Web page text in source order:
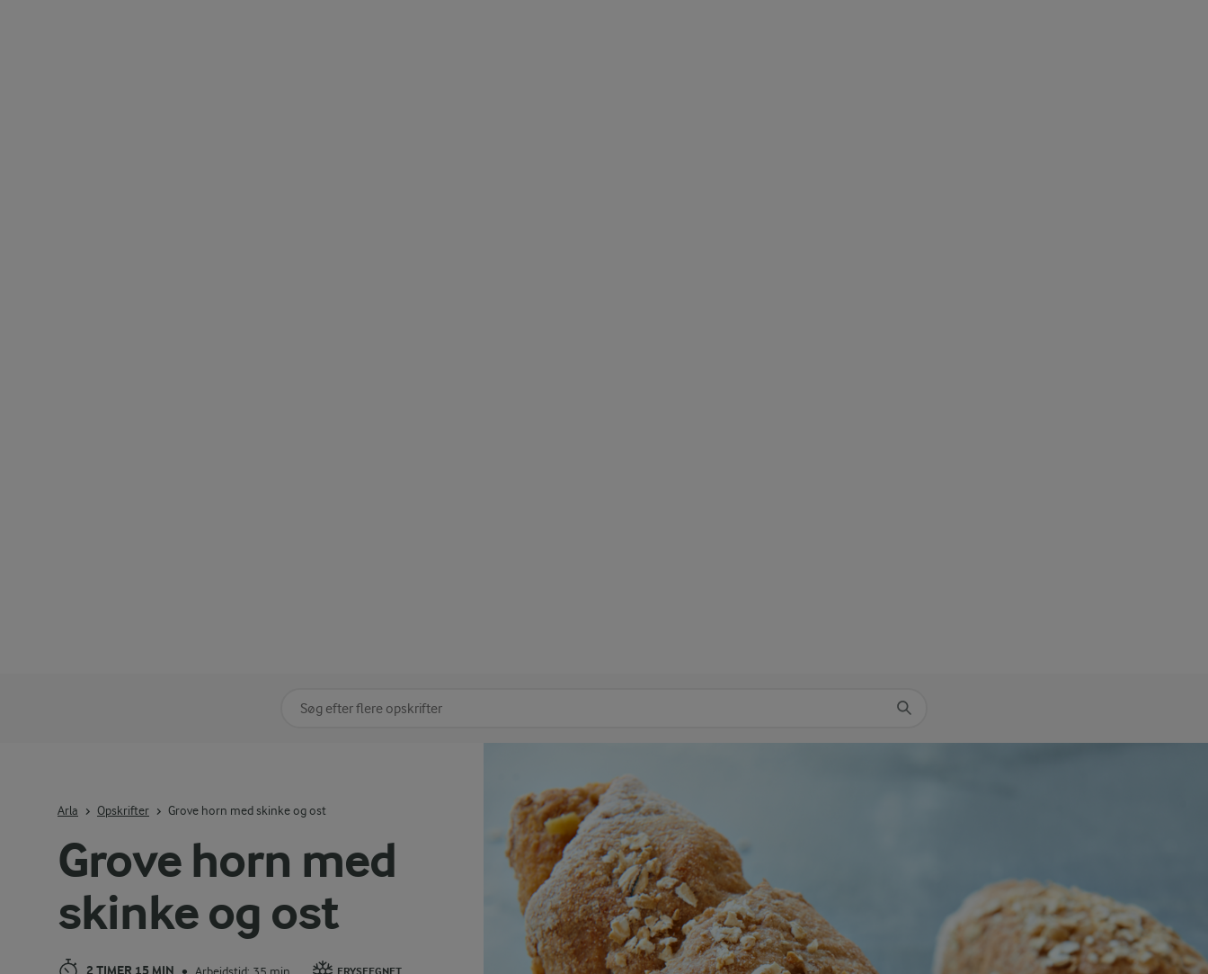
Grove horn med
skinke og ost
2 TIMER 15 MIN Arbejdstid: 35 min FRYSEEGNET
Arla Opskrifter Grove horn med skinke og ost
Søg på kategori